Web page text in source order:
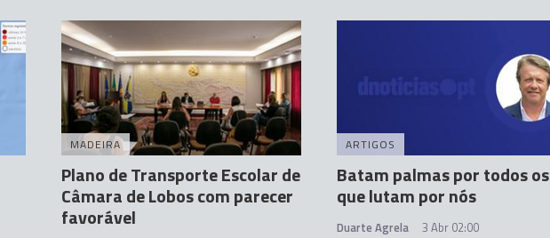
MADEIRA
Plano de Transporte Escolar de
Câmara de Lobos com parecer
favorável
ARTIGOS
Batam palmas por todos os
que lutam por nós
Duarte Agrela 3 Abr 02:00